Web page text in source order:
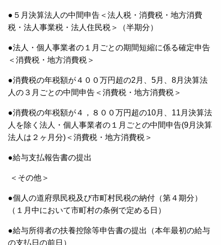
●５月決算法人の中間申告＜法人税・消費税・地方消費
税・法人事業税・法人住民税＞（半期分）
●法人・個人事業者の１月ごとの期間短縮に係る確定申告
＜消費税・地方消費税＞
●消費税の年税額が４００万円超の2月、5月、8月決算法
人の３月ごとの中間申告＜消費税・地方消費税＞
●消費税の年税額が４，８００万円超の10月、11月決算法
人を除く法人・個人事業者の１月ごとの中間申告(9月決算
法人は２ヶ月分)＜消費税・地方消費税＞
●給与支払報告書の提出
＜その他＞
●個人の道府県民税及び市町村民税の納付（第４期分）
（１月中において市町村の条例で定める日）
●給与所得者の扶養控除等申告書の提出（本年最初の給与
の支払日の前日）